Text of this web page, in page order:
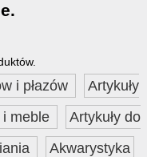
i płazów
Artykuły
i meble
Artykuły do
Akwarystyka